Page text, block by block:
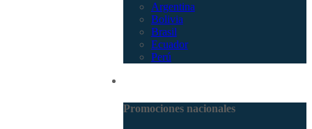
Argentina
Bolivia
Brasil
Ecuador
Perú
Promociones nacionales